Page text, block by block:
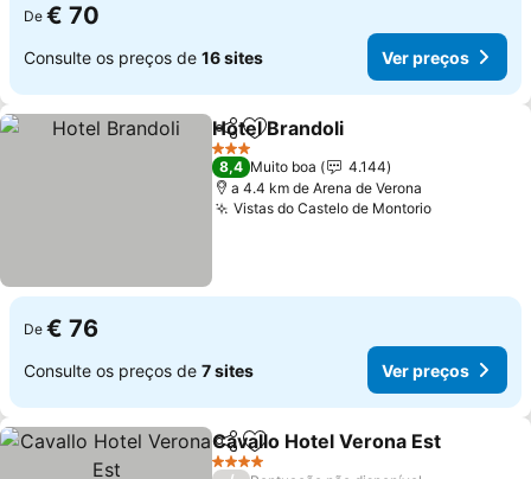
De € 70
Consulte os preços de 16 sites Ver preços
PartilharAdicionar aos favoritos
Hotel Brandoli
3 Estrelas
8,4 Muito boa
4.144
a 4.4 km de Arena de Verona
Vistas do Castelo de Montorio
De € 76
Consulte os preços de 7 sites Ver preços
PartilharAdicionar aos favoritos
Cavallo Hotel Verona Est
4 Estrelas